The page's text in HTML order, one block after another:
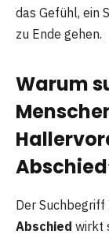
das Gefühl, ein
zu Ende gehen.
Warum
Der Suchbegriff
Abschied wirkt